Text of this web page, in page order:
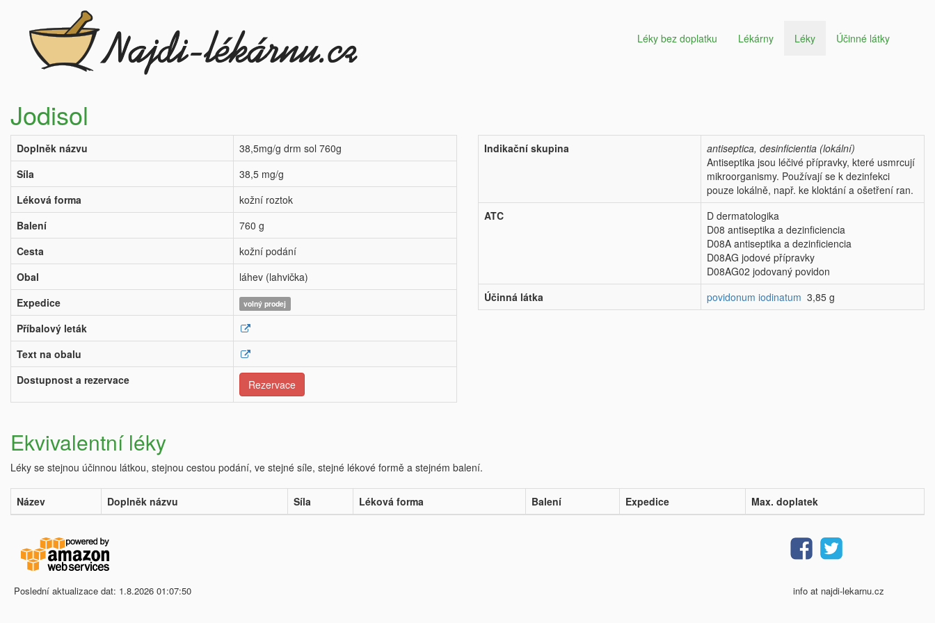
Léky bez doplatku Lékárny Léky Účinné látky
Jodisol
Doplněk názvu
38,5mg/g drm sol 760g
Síla
38,5 mg/g
Léková forma
kožní roztok
Balení
760 g
Cesta
kožní podání
Obal
láhev (lahvička)
Expedice
volný prodej
Příbalový leták
Text na obalu
Dostupnost a rezervace
Rezervace
Indikační skupina
antiseptica, desinficientia (lokální)
Antiseptika jsou léčivé přípravky, které usmrcují
mikroorganismy. Používají se k dezinfekci
pouze lokálně, např. ke kloktání a ošetření ran.
ATC
D dermatologika
D08 antiseptika a dezinficiencia
D08A antiseptika a dezinficiencia
D08AG jodové přípravky
D08AG02 jodovaný povidon
Účinná látka
povidonum iodinatum 3,85 g
Ekvivalentní léky
Léky se stejnou účinnou látkou, stejnou cestou podání, ve stejné síle, stejné lékové formě a stejném balení.
Název Doplněk názvu Síla Léková forma Balení Expedice Max. doplatek
Poslední aktualizace dat: 1.8.2026 01:07:50 info at najdi-lekarnu.cz